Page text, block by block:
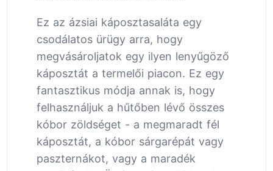
Ez az ázsiai káposztasaláta egy
csodálatos ürügy arra, hogy
megvásároljatok egy ilyen lenyűgöző
káposztát a termelői piacon. Ez egy
fantasztikus módja annak is, hogy
felhasználjuk a hűtőben lévő összes
kóbor zöldséget - a megmaradt fél
káposztát, a kóbor sárgarépát vagy
paszternákot, vagy a maradék